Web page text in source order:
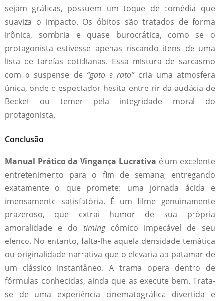
sejam gráficas, possuem um toque de comédia que
suaviza o impacto. Os óbitos são tratados de forma
irônica, sombria e quase burocrática, como se o
protagonista estivesse apenas riscando itens de uma
lista de tarefas cotidianas. Essa mistura de sarcasmo
com o suspense de “gato e rato”cria uma atmosfera
única, onde o espectador hesita entre rir da audácia de
Becket ou temer pela integridade moral do
protagonista.
Conclusão
Manual Prático da Vingança Lucrativa é um excelente
entretenimento para o fim de semana, entregando
exatamente o que promete: uma jornada ácida e
imensamente satisfatória. É um filme genuinamente
prazeroso, que extrai humor de sua própria
amoralidade e do timingcômico impecável de seu
elenco. No entanto, falta-lhe aquela densidade temática
ou originalidade narrativa que o elevaria ao patamar de
um clássico instantâneo. A trama opera dentro de
fórmulas conhecidas, ainda que as execute bem. Trata-
se de uma experiência cinematográfica divertida e